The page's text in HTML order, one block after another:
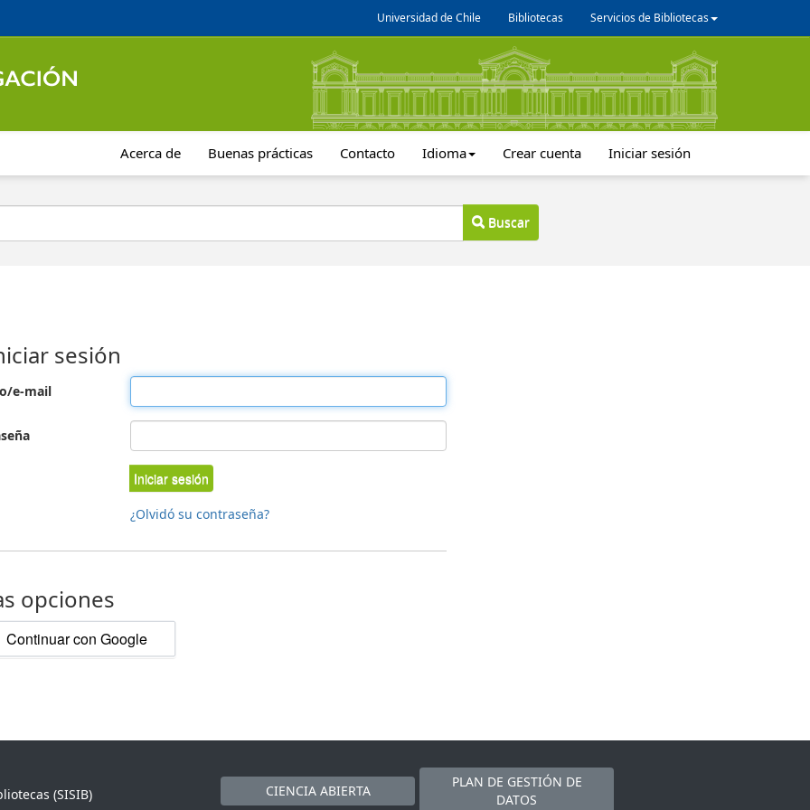
Universidad de Chile Bibliotecas Servicios de Bibliotecas
Acerca de Buenas prácticas Contacto Idioma Crear cuenta Iniciar sesión
Buscar
sesión
e-mail
Iniciar sesión
¿Olvidó su contraseña?
opciones
Continuar con Google
(SISIB)
CIENCIA ABIERTA
PLAN DE GESTIÓN DE
DATOS